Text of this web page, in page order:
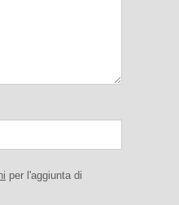
per l'aggiunta di